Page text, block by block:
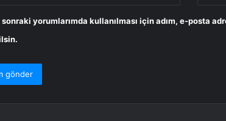
sonraki yorumlarımda kullanılması için adım, e-posta